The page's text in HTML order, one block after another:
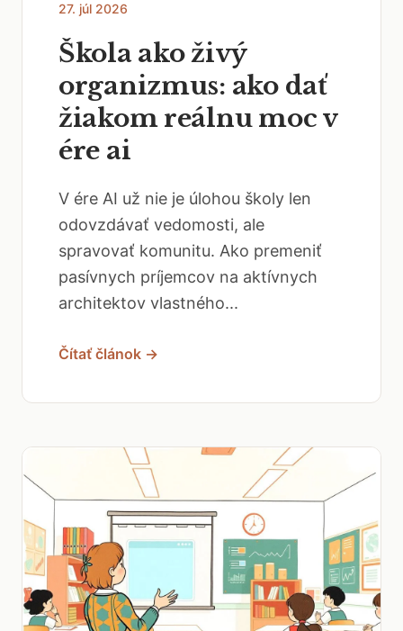
27. júl 2026
Škola ako živý
organizmus: ako dať
žiakom reálnu moc v
ére ai
V ére AI už nie je úlohou školy len
odovzdávať vedomosti, ale
spravovať komunitu. Ako premeniť
pasívnych príjemcov na aktívnych
architektov vlastného...
Čítať článok →